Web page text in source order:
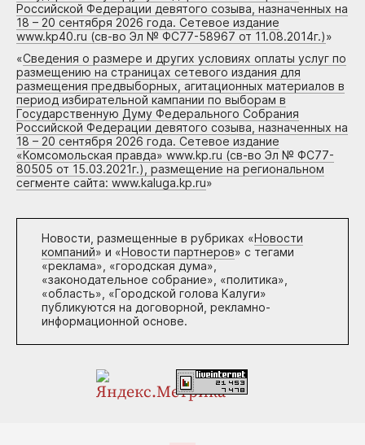
Российской Федерации девятого созыва, назначенных на
18 – 20 сентября 2026 года. Сетевое издание
www.kp40.ru (св-во Эл № ФС77-58967 от 11.08.2014г.)»
«Сведения о размере и других условиях оплаты услуг по
размещению на страницах сетевого издания для
размещения предвыборных, агитационных материалов в
период избирательной кампании по выборам в
Государственную Думу Федерального Собрания
Российской Федерации девятого созыва, назначенных на
18 – 20 сентября 2026 года. Сетевое издание
«Комсомольская правда» www.kp.ru (св-во Эл № ФС77-
80505 от 15.03.2021г.), размещение на региональном
сегменте сайта: www.kaluga.kp.ru»
Новости, размещенные в рубриках «Новости
компаний» и «Новости партнеров» с тегами
«реклама», «городская дума»,
«законодательное собрание», «политика»,
«область», «Городской голова Калуги»
публикуются на договорной, рекламно-
информационной основе.